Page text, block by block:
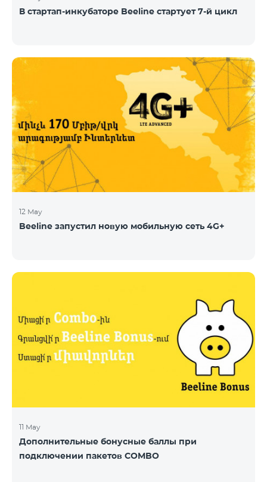
В стартап-инкубаторе Beeline стартует 7-й цикл
12 May
Beeline запустил новую мобильную сеть 4G+
11 May
Дополнительные бонусные баллы при
подключении пакетов COMBO